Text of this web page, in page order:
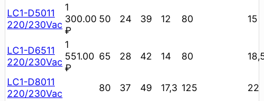
LC1-D5011
220/230Vac
1
300.00
₽
50 24 39 12 80 15
LC1-D6511
220/230Vac
1
551.00
₽
65 28 42 14 80
LC1-D8011
220/230Vac
80 37 49 17,3 125
22